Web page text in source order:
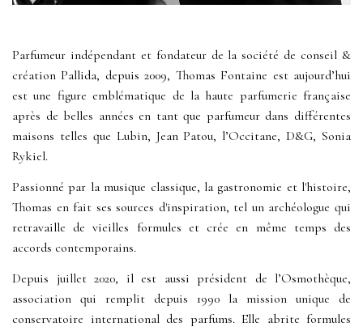
Parfumeur indépendant et fondateur de la société de conseil &
création Pallida, depuis 2009, Thomas Fontaine est aujourd’hui
est une figure emblématique de la haute parfumerie française
après de belles années en tant que parfumeur dans différentes
maisons telles que Lubin, Jean Patou, l’Occitane, D&G, Sonia
Rykiel.
Passionné par la musique classique, la gastronomie et l'histoire,
Thomas en fait ses sources d'inspiration, tel un archéologue qui
retravaille de vieilles formules et crée en même temps des
accords contemporains.
Depuis juillet 2020, il est aussi président de l’Osmothèque,
association qui remplit depuis 1990 la mission unique de
conservatoire international des parfums. Elle abrite formules